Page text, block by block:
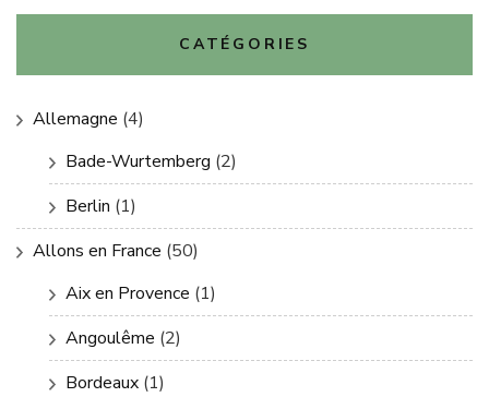
CATÉGORIES
Allemagne (4)
Bade-Wurtemberg (2)
Berlin (1)
Allons en France (50)
Aix en Provence (1)
Angoulême (2)
Bordeaux (1)